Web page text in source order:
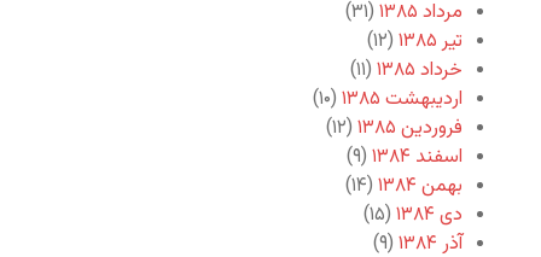
مرداد ۱۳۸۵
(۳۱)
تیر ۱۳۸۵
(۱۲)
خرداد ۱۳۸۵
(۱۱)
اردیبهشت ۱۳۸۵
(۱۰)
فروردین ۱۳۸۵
(۱۲)
اسفند ۱۳۸۴
(۹)
بهمن ۱۳۸۴
(۱۴)
دی ۱۳۸۴
(۱۵)
آذر ۱۳۸۴
(۹)